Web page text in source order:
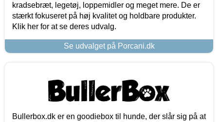
kradsebræt, legetøj, loppemidler og meget mere. De er
stærkt fokuseret på høj kvalitet og holdbare produkter.
Klik her for at se deres udvalg.
Se udvalget på Porcani.dk
Bullerbox.dk er en goodiebox til hunde, der slår sig på at